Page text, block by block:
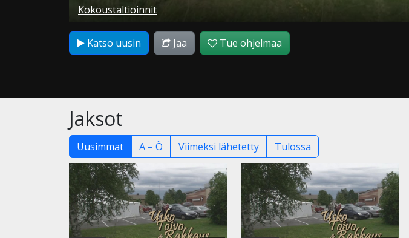
Kokoustaltioinnit
Katso uusin Jaa Tue ohjelmaa
Jaksot
Uusimmat A – Ö Viimeksi lähetetty Tulossa